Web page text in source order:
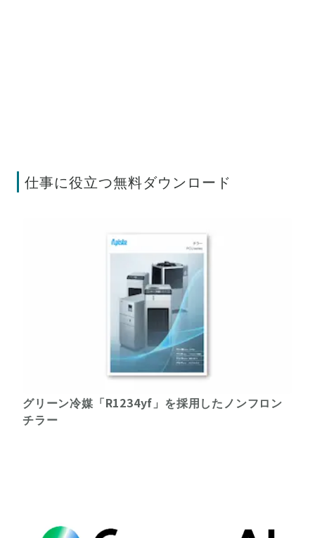
仕事に役立つ無料ダウンロード
グリーン冷媒「R1234yf」を採用したノンフロン
チラー